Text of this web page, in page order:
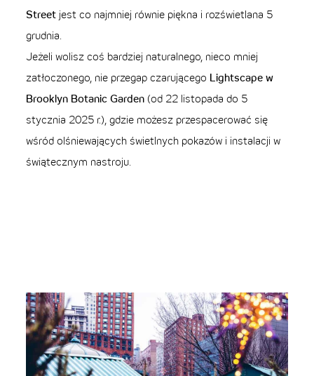
Street jest co najmniej równie piękna i rozświetlana 5
grudnia.
Jeżeli wolisz coś bardziej naturalnego, nieco mniej
zatłoczonego, nie przegap czarującego Lightscape w
Brooklyn Botanic Garden (od 22 listopada do 5
stycznia 2025 r.), gdzie możesz przespacerować się
wśród olśniewających świetlnych pokazów i instalacji w
świątecznym nastroju.